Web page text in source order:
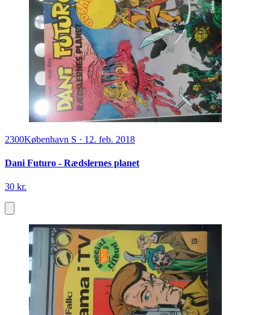
2300København S · 12. feb. 2018
Dani Futuro - Rædslernes planet
30 kr.